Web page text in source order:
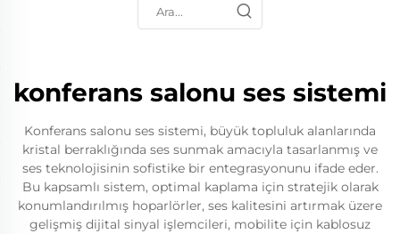
konferans salonu ses sistemi
Konferans salonu ses sistemi, büyük topluluk alanlarında
kristal berraklığında ses sunmak amacıyla tasarlanmış ve
ses teknolojisinin sofistike bir entegrasyonunu ifade eder.
Bu kapsamlı sistem, optimal kaplama için stratejik olarak
konumlandırılmış hoparlörler, ses kalitesini artırmak üzere
gelişmiş dijital sinyal işlemcileri, mobilite için kablosuz